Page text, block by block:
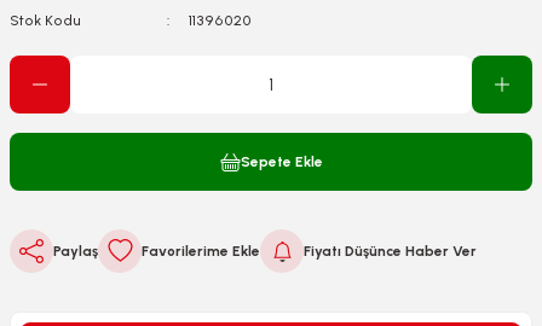
Stok Kodu
11396020
Sepete Ekle
Paylaş Fiyatı Düşünce Haber Ver